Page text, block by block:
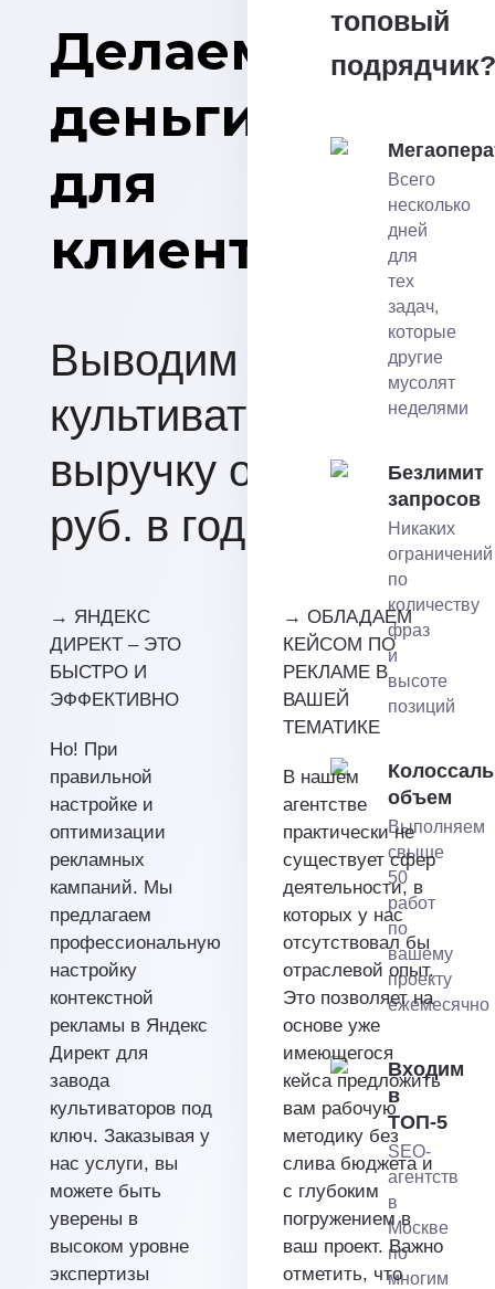
Делаем
деньги
для
клиентов
Выводим заводы
культиваторов на
выручку от 50 млн.
руб. в год.
топовый
подрядчик?
Всего
несколько
дней
для
тех
задач,
которые
другие
мусолят
неделями
Безлимит
запросов
Никаких
ограничений
по
количеству
фраз
и
высоте
позиций
объем
Выполняем
свыше
50
работ
по
вашему
проекту
ежемесячно
Входим
в
ТОП-5
SEO-
агентств
в
Москве
по
многим
→ ЯНДЕКС
ДИРЕКТ – ЭТО
БЫСТРО И
ЭФФЕКТИВНО
Но! При
правильной
настройке и
оптимизации
рекламных
кампаний. Мы
предлагаем
профессиональную
настройку
контекстной
рекламы в Яндекс
Директ для
завода
культиваторов под
ключ. Заказывая у
нас услуги, вы
можете быть
уверены в
высоком уровне
экспертизы
→ ОБЛАДАЕМ
КЕЙСОМ ПО
РЕКЛАМЕ В
ВАШЕЙ
ТЕМАТИКЕ
В нашем
агентстве
практически не
существует сфер
деятельности, в
которых у нас
отсутствовал бы
отраслевой опыт.
Это позволяет на
основе уже
имеющегося
кейса предложить
вам рабочую
методику без
слива бюджета и
с глубоким
погружением в
ваш проект. Важно
отметить, что